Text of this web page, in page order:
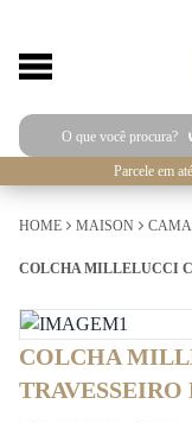
Parcele em
HOME MAISON CAMA
COLCHA MILLELUCCI
COLCHA